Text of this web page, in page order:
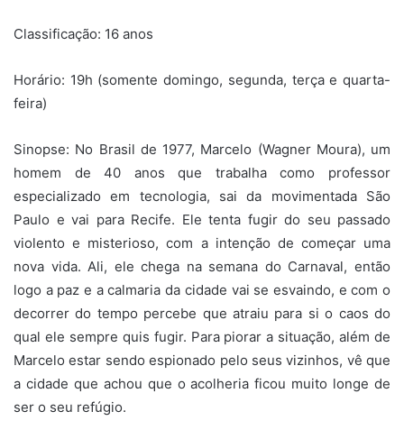
Classificação: 16 anos
Horário: 19h (somente domingo, segunda, terça e quarta-
feira)
Sinopse: No Brasil de 1977, Marcelo (Wagner Moura), um
homem de 40 anos que trabalha como professor
especializado em tecnologia, sai da movimentada São
Paulo e vai para Recife. Ele tenta fugir do seu passado
violento e misterioso, com a intenção de começar uma
nova vida. Ali, ele chega na semana do Carnaval, então
logo a paz e a calmaria da cidade vai se esvaindo, e com o
decorrer do tempo percebe que atraiu para si o caos do
qual ele sempre quis fugir. Para piorar a situação, além de
Marcelo estar sendo espionado pelo seus vizinhos, vê que
a cidade que achou que o acolheria ficou muito longe de
ser o seu refúgio.